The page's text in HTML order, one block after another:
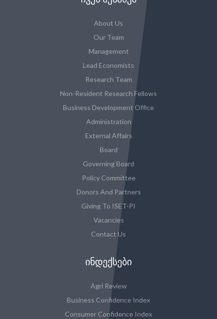
About Us
Our Team
Management
Lead Economists
Research Team
Non-Resident Research Fellows
Business Development Office
Administration
External Affairs
Board
Governing Board
Policy Committee
Donors And Partners
Giving To ISET-PI
Vacancies
Contact Us
ᲘᲜᲓᲔᲥᲡᲔᲑᲘ
Agri Review
Business Confidence Index
Consumer Confidence Index